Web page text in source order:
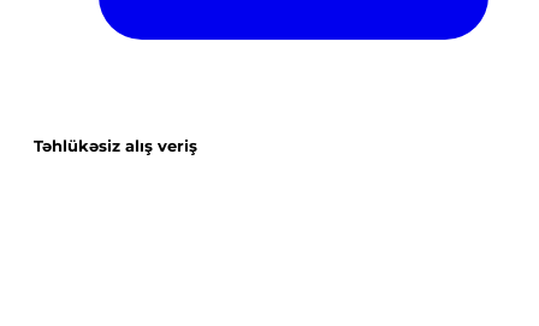
Təhlükəsiz alış veriş